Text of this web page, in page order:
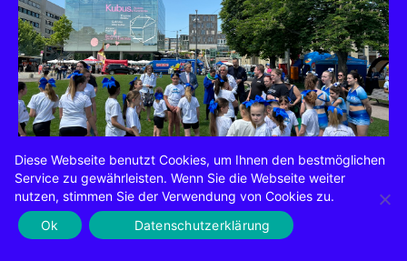
Beim 20. Kinder- und
Familienfestival wird die Innenstadt
zur Spielwiese
Diese Webseite benutzt Cookies, um Ihnen den bestmöglichen
Service zu gewährleisten. Wenn Sie die Webseite weiter
nutzen, stimmen Sie der Verwendung von Cookies zu.
Ok
Datenschutzerklärung